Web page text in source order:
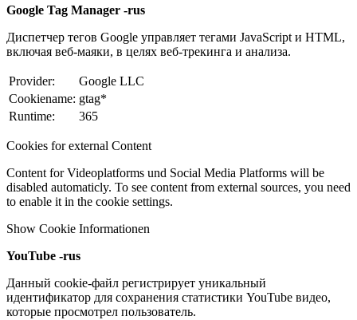
Google Tag Manager -rus
Диспетчер тегов Google управляет тегами JavaScript и HTML,
включая веб-маяки, в целях веб-трекинга и анализа.
Provider:
Google LLC
Cookiename: gtag*
Runtime:
365
Cookies for external Content
Content for Videoplatforms und Social Media Platforms will be
disabled automaticly. To see content from external sources, you need
to enable it in the cookie settings.
Show Cookie Informationen
YouTube -rus
Данный cookie-файл регистрирует уникальный
идентификатор для сохранения статистики YouTube видео,
которые просмотрел пользователь.